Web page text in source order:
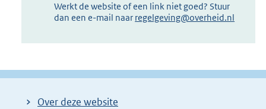
Werkt de website of een link niet goed? Stuur
dan een e-mail naar regelgeving@overheid.nl
Over deze website